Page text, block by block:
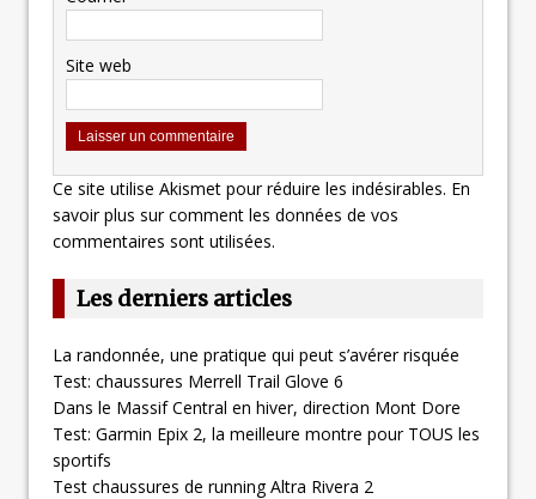
Site web
Ce site utilise Akismet pour réduire les indésirables. En
savoir plus sur comment les données de vos
commentaires sont utilisées.
Les derniers articles
La randonnée, une pratique qui peut s’avérer risquée
Test: chaussures Merrell Trail Glove 6
Dans le Massif Central en hiver, direction Mont Dore
Test: Garmin Epix 2, la meilleure montre pour TOUS les
sportifs
Test chaussures de running Altra Rivera 2